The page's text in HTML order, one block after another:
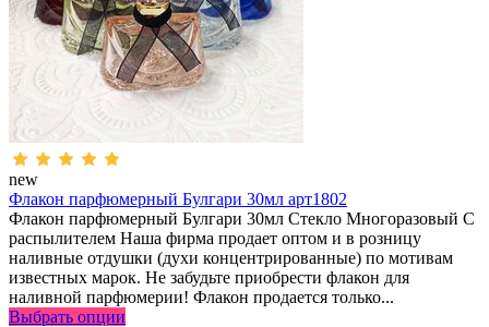
new
Флакон парфюмерный Булгари 30мл арт1802
Флакон парфюмерный Булгари 30мл Стекло Многоразовый С
распылителем Наша фирма продает оптом и в розницу
наливные отдушки (духи концентрированные) по мотивам
известных марок. Не забудьте приобрести флакон для
наливной парфюмерии! Флакон продается только...
Выбрать опции